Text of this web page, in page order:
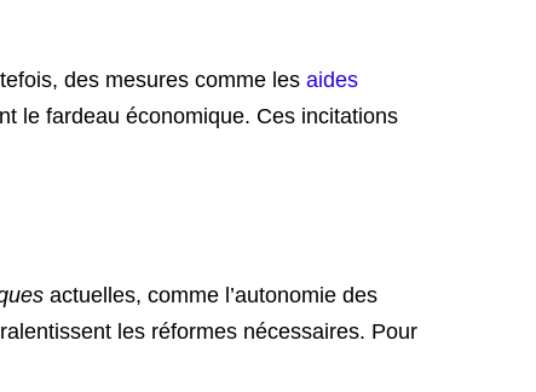
des mesures comme lesaides
le fardeau économique. Ces incitations
actuelles, comme l’autonomie des
les réformes nécessaires. Pour